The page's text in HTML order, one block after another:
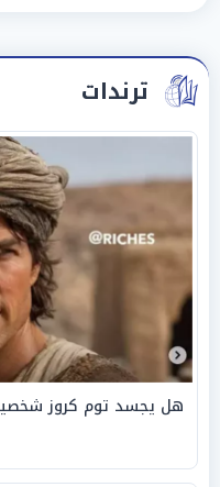
ترندات
هل يجسد توم كروز شخصية